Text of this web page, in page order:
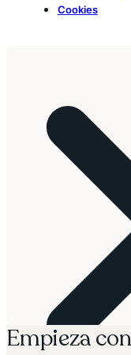
Cookies
Empieza